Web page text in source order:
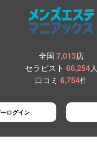
全国 7,013店
セラピスト 66,254人
口コミ 6,754件
ログイン